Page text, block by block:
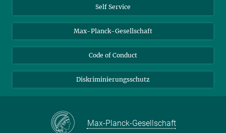
Nachhaltige und Bio-inspirierte Materialien
Self Service
Max-Planck-Gesellschaft
Code of Conduct
Diskriminierungsschutz
Max-Planck-Gesellschaft